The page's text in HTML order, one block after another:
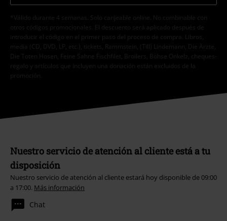
*Válido durante 4 semanas. Solo canjeable online. No combinable con
otros códigos promocionales. El descuento será aplicado después de
introducir el código en el primer paso del proceso de compra. Libros,
media (CD, DVD, LP, etc.), tickets, Rammstein, (Till) Lindemann, Die Ärzte,
Die Toten Hosen, Feine Sahne Fischfilet, Broilers, Böhse Onkelz, cheques-
regalo y artículos que incluyen una donación están excluidos de la
promoción.
Nuestro servicio de atención al cliente está a tu
disposición
Nuestro servicio de atención al cliente estará hoy disponible de 09:00
a 17:00. Más información
Chat